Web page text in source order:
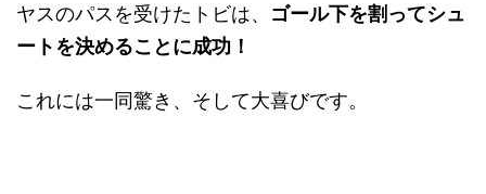
ヤスのパスを受けたトビは、 ゴール下を割ってシュ
ートを決めることに成功！
これには一同驚き、そして大喜びです。